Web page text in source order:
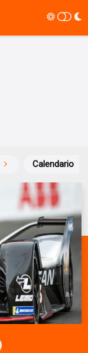
Calendario